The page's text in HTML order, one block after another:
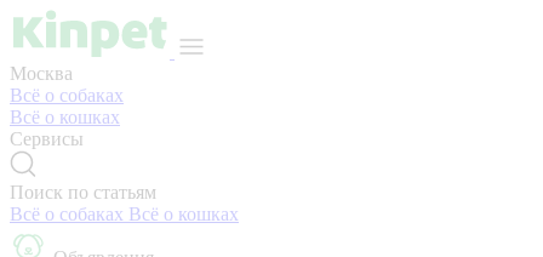
Москва
Всё о собаках
Всё о кошках
Сервисы
Поиск по статьям
Всё о собаках Всё о кошках